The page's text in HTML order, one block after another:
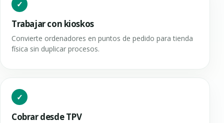
Trabajar con kioskos
Convierte ordenadores en puntos de pedido para tienda
física sin duplicar procesos.
Cobrar desde TPV